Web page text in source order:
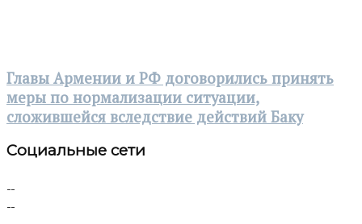
Главы Армении и РФ договорились принять
меры по нормализации ситуации,
сложившейся вследствие действий Баку
Социальные сети